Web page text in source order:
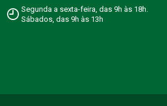
Segunda a sexta-feira, das 9h às 18h.
Sábados, das 9h às 13h